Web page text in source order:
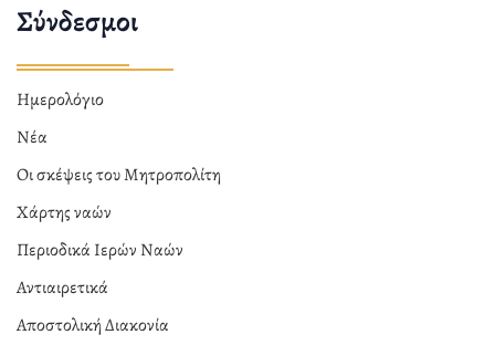
Σύνδεσμοι
Ημερολόγιο
Νέα
Οι σκέψεις του Μητροπολίτη
Χάρτης ναών
Περιοδικά Ιερών Ναών
Αντιαιρετικά
Αποστολική Διακονία